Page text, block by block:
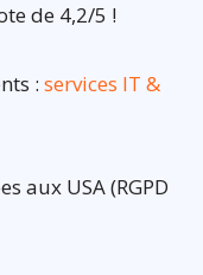
de 4,2/5 !
: services IT &
aux USA (RGPD